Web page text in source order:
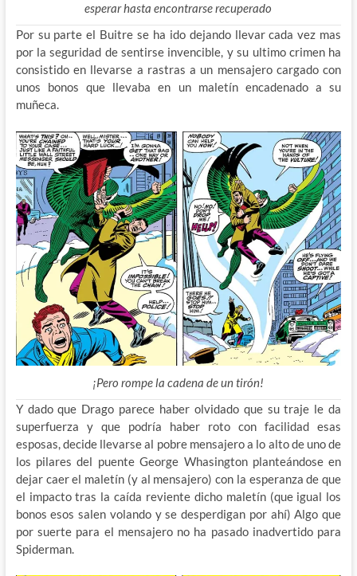
esperar hasta encontrarse recuperado
Por su parte el Buitre se ha ido dejando llevar cada vez mas
por la seguridad de sentirse invencible, y su ultimo crimen ha
consistido en llevarse a rastras a un mensajero cargado con
unos bonos que llevaba en un maletín encadenado a su
muñeca.
¡Pero rompe la cadena de un tirón!
Y dado que Drago parece haber olvidado que su traje le da
superfuerza y que podría haber roto con facilidad esas
esposas, decide llevarse al pobre mensajero a lo alto de uno de
los pilares del puente George Whasington planteándose en
dejar caer el maletín (y al mensajero) con la esperanza de que
el impacto tras la caída reviente dicho maletín (que igual los
bonos esos salen volando y se desperdigan por ahí) Algo que
por suerte para el mensajero no ha pasado inadvertido para
Spiderman.